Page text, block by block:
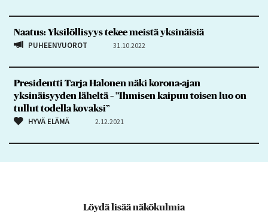
Naatus: Yksilöllisyys tekee meistä yksinäisiä
PUHEENVUOROT 31.10.2022
Presidentti Tarja Halonen näki korona-ajan
yksinäisyyden läheltä – ”Ihmisen kaipuu toisen luo on
tullut todella kovaksi”
HYVÄ ELÄMÄ 2.12.2021
Löydä lisää näkökulmia